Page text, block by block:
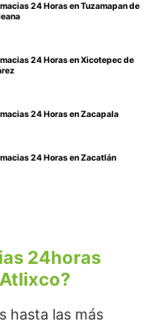
24 Horas en Tuzamapan de
24 Horas en Xicotepec de
24 Horas en Zacapala
24 Horas en Zacatlán
24horas
hasta las más